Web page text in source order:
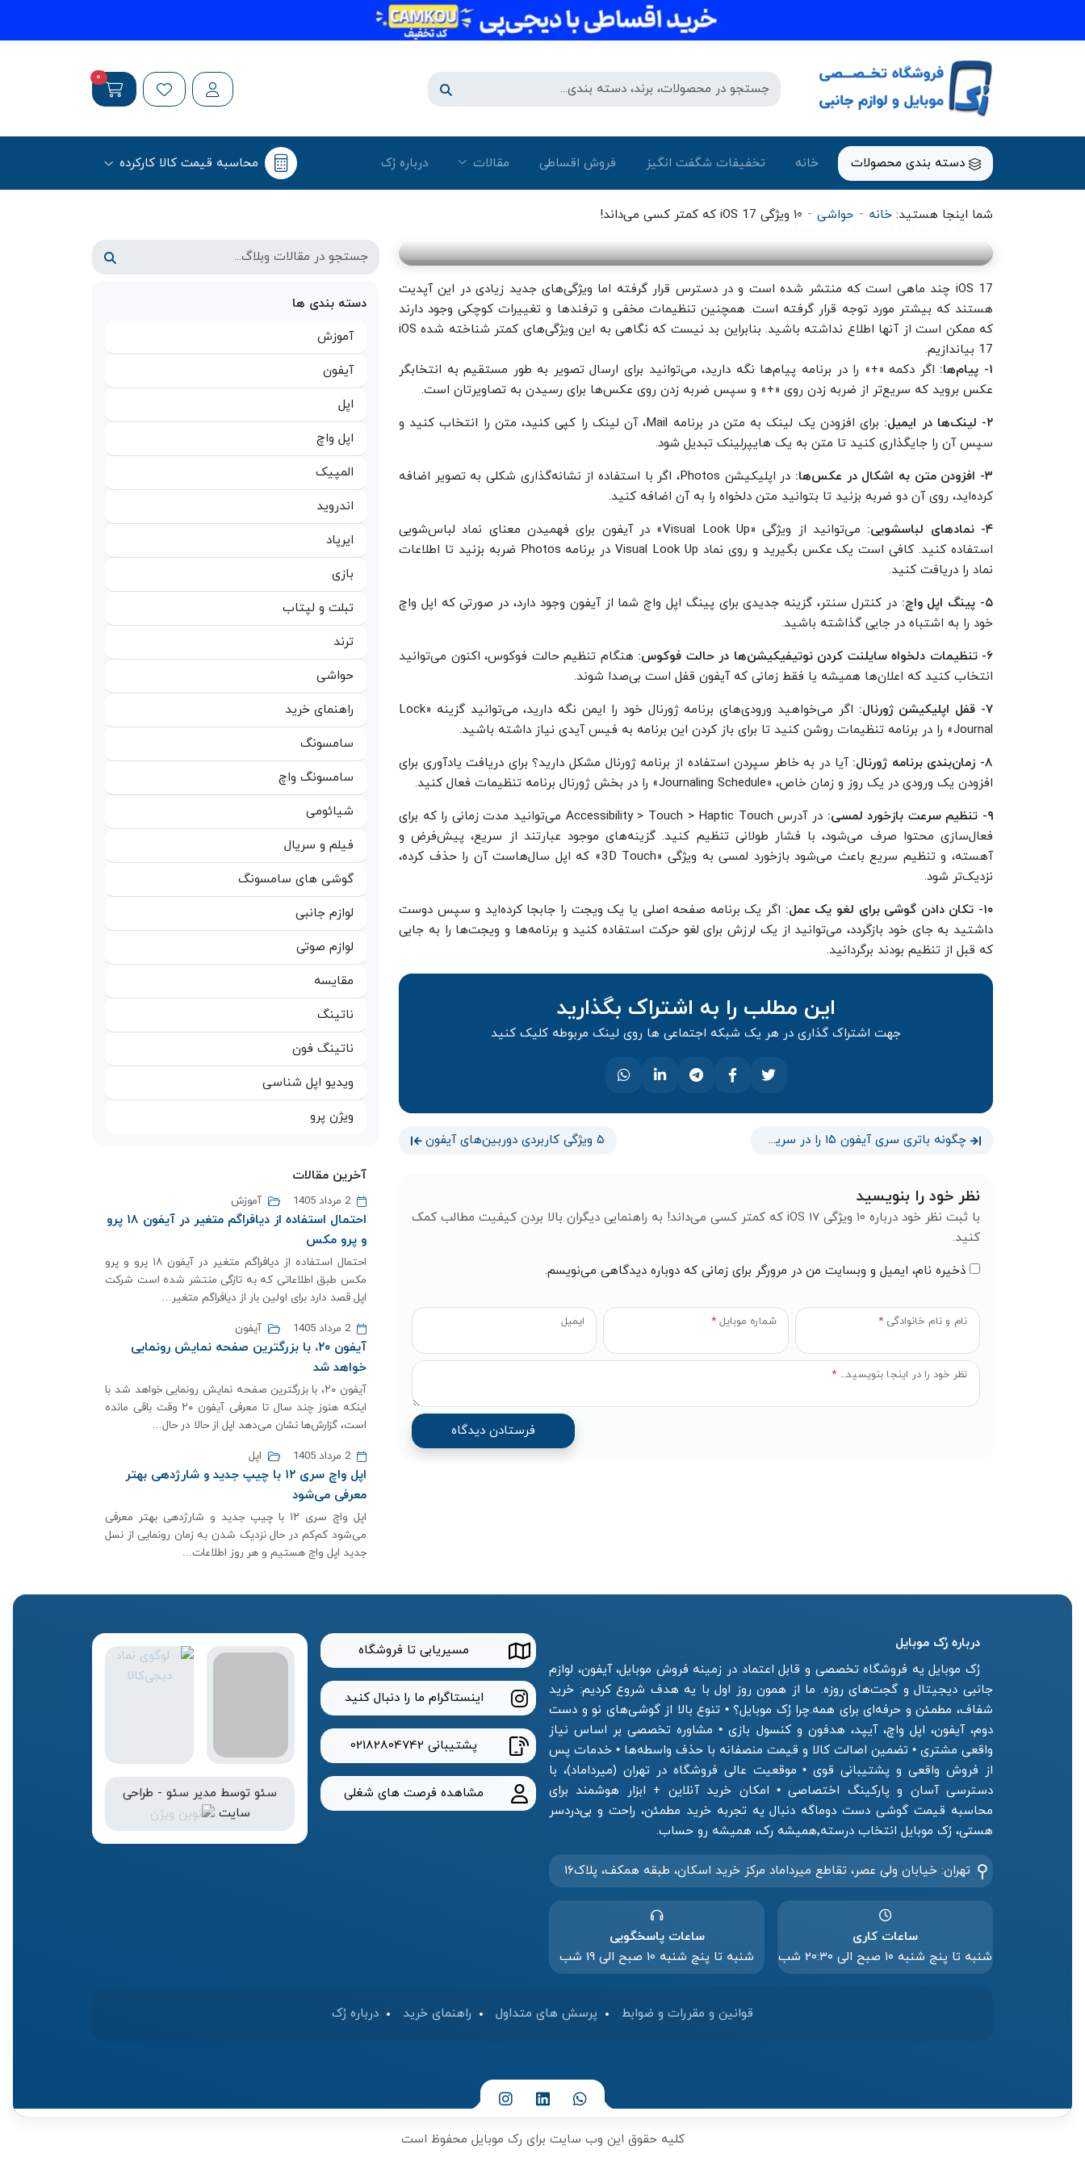
0
دسته بندی محصولات خانه تخفیفات شگفت انگیز فروش اقساطی مقالات درباره رُک‌ محاسبه قیمت کالا کارکرده
شما اینجا هستید: خانه - حواشی - ۱۰ ویژگی iOS 17 که کمتر کسی می‌داند!
حواشی
۱۰ ویژگی iOS 17 که کمتر کسی می‌داند!
iOS 17 چند ماهی است که منتشر شده است و در دسترس قرار گرفته اما ویژگی‌های جدید زیادی در این آپدیت
هستند که بیشتر مورد توجه قرار گرفته است. همچنین تنظیمات مخفی و ترفندها و تغییرات کوچکی وجود دارند
که ممکن است از آنها اطلاع نداشته باشید. بنابراین بد نیست که نگاهی به این ویژگی‌های کمتر شناخته شده iOS
17 بیاندازیم.
۱- پیام‌ها:
اگر دکمه «+» را در برنامه پیام‌ها نگه دارید، می‌توانید برای ارسال تصویر به طور مستقیم به انتخابگر
عکس بروید که سریع‌تر از ضربه زدن روی «+» و سپس ضربه زدن روی عکس‌ها برای رسیدن به تصاویرتان است.
۲- لینک‌ها در ایمیل:
برای افزودن یک لینک به متن در برنامه Mail، آن لینک را کپی کنید، متن را انتخاب کنید و
سپس آن را جایگذاری کنید تا متن به یک هایپرلینک تبدیل شود.
۳- افزودن متن به اشکال در عکس‌ها:
در اپلیکیشن Photos، اگر با استفاده از نشانه‌گذاری شکلی به تصویر اضافه
کرده‌اید، روی آن دو ضربه بزنید تا بتوانید متن دلخواه را به آن اضافه کنید.
۴- نمادهای لباسشویی:
می‌توانید از ویژگی «Visual Look Up» در آیفون برای فهمیدن معنای نماد لباس‌شویی
استفاده کنید. کافی است یک عکس بگیرید و روی نماد Visual Look Up در برنامه Photos ضربه بزنید تا اطلاعات
نماد را دریافت کنید.
۵- پینگ اپل واچ:
در کنترل سنتر، گزینه جدیدی برای پینگ اپل واچ شما از آیفون وجود دارد، در صورتی که اپل واچ
خود را به اشتباه در جایی گذاشته باشید.
۶- تنظیمات دلخواه سایلنت کردن نوتیفیکیشن‌ها در حالت فوکوس:
هنگام تنظیم حالت فوکوس، اکنون می‌توانید
انتخاب کنید که اعلان‌ها همیشه یا فقط زمانی که آیفون قفل است بی‌صدا شوند.
۷- قفل اپلیکیشن ژورنال:
اگر می‌خواهید ورودی‌های برنامه ژورنال خود را ایمن نگه دارید، می‌توانید گزینه «Lock
Journal» را در برنامه تنظیمات روشن کنید تا برای باز کردن این برنامه به فیس آیدی نیاز داشته باشید.
۸- زمان‌بندی برنامه ژورنال:
آیا در به خاطر سپردن استفاده از برنامه ژورنال مشکل دارید؟ برای دریافت یادآوری برای
افزودن یک ورودی در یک روز و زمان خاص، «Journaling Schedule» را در بخش ژورنال برنامه تنظیمات فعال کنید.
۹- تنظیم سرعت بازخورد لمسی:
در آدرس Accessibility > Touch > Haptic Touch می‌توانید مدت زمانی را که برای
فعال‌سازی محتوا صرف می‌شود، با فشار طولانی تنظیم کنید. گزینه‌های موجود عبارتند از سریع، پیش‌فرض و
آهسته، و تنظیم سریع باعث می‌شود بازخورد لمسی به ویژگی «3D Touch» که اپل سال‌هاست آن را حذف کرده،
نزدیک‌تر شود.
۱۰- تکان دادن گوشی برای لغو یک عمل:
اگر یک برنامه صفحه اصلی یا یک ویجت را جابجا کرده‌اید و سپس دوست
داشتید به جای خود بازگردد، می‌توانید از یک لرزش برای لغو حرکت استفاده کنید و برنامه‌ها و ویجت‌ها را به جایی
که قبل از تنظیم بودند برگردانید.
این مطلب را به اشتراک بگذارید
جهت اشتراک گذاری در هر یک شبکه اجتماعی ها روی لینک مربوطه کلیک کنید
چگونه باتری سری آیفون ۱۵ را در سریع‌ترین حالت خود شارژ کنیم؟ ۵ ویژگی کاربردی دوربین‌های آیفون
نظر خود را بنویسید
با ثبت نظر خود درباره ۱۰ ویژگی iOS 17 که کمتر کسی می‌داند! به راهنمایی دیگران بالا بردن کیفیت مطالب کمک
کنید.
نظر خود را در اینجا بنویسید... *
نام و نام خانوادگی * شماره موبایل* ایمیل
ذخیره نام، ایمیل و وبسایت من در مرورگر برای زمانی که دوباره دیدگاهی می‌نویسم.
دسته بندی ها
آموزش
آیفون
اپل
اپل واچ
المپیک
اندروید
ایرپاد
بازی
تبلت و لپتاب
ترند
حواشی
راهنمای خرید
سامسونگ
سامسونگ واچ
شیائومی
فیلم و سریال
گوشی های سامسونگ
لوازم جانبی
لوازم صوتی
مقایسه
ناتینگ
ناتینگ فون
ویدیو اپل شناسی
ویژن پرو
آخرین مقالات
2 مرداد 1405 آموزش
احتمال استفاده از دیافراگم متغیر در آیفون ۱۸ پرو
و پرو مکس
احتمال استفاده از دیافراگم متغیر در آیفون ۱۸ پرو و پرو
مکس طبق اطلاعاتی که به تازگی منتشر شده است شرکت
اپل قصد دارد برای اولین بار از دیافراگم متغیر...
2 مرداد 1405
آیفون
آیفون ۲۰، با بزرگترین صفحه نمایش رونمایی
خواهد شد
آیفون ۲۰، با بزرگترین صفحه نمایش رونمایی خواهد شد با
اینکه هنوز چند سال تا معرفی آیفون ۲۰ وقت باقی مانده
است، گزارش‌ها نشان می‌دهد اپل از حالا در حال...
2 مرداد 1405
اپل
اپل واچ سری ۱۲ با چیپ جدید و شارژدهی بهتر
معرفی می‌شود
اپل واچ سری ۱۲ با چیپ جدید و شارژدهی بهتر معرفی
می‌شود کم‌کم در حال نزدیک شدن به زمان رونمایی از نسل
جدید اپل واچ هستیم و هر روز اطلاعات...
درباره رُک‌ موبایل
رُک موبایل یه فروشگاه تخصصی و قابل اعتماد در زمینه فروش موبایل، آیفون، لوازم
جانبی دیجیتال و گجت‌های روزه. ما از همون روز اول با یه هدف شروع کردیم: خرید
شفاف، مطمئن و حرفه‌ای برای همه.چرا رُک موبایل؟ • تنوع بالا از گوشی‌های نو و دست
دوم، آیفون، اپل واچ، آیپد، هدفون و کنسول بازی • مشاوره تخصصی بر اساس نیاز
واقعی مشتری • تضمین اصالت کالا و قیمت منصفانه با حذف واسطه‌ها • خدمات پس
از فروش واقعی و پشتیبانی قوی • موقعیت عالی فروشگاه در تهران (میرداماد)، با
دسترسی آسان و پارکینگ اختصاصی • امکان خرید آنلاین + ابزار هوشمند برای
محاسبه قیمت گوشی دست دوماگه دنبال یه تجربه خرید مطمئن، راحت و بی‌دردسر
هستی، رُک موبایل انتخاب درسته٬همیشه رک، همیشه رو حساب.
تهران: خیابان ولی عصر، تقاطع میرداماد مرکز خرید‌ اسکان، طبقه همکف، پلاک۱۶
ساعات کاری
شنبه تا پنج شنبه ۱۰ صبح الی 20:۳۰ شب
ساعات پاسخگویی
شنبه تا پنج شنبه 10 صبح الی 19 شب
مسیریابی تا فروشگاه
اینستاگرام ما را دنبال کنید
پشتیبانی 02182804742
مشاهده فرصت های شغلی سئو توسط مدیر سئو - طراحی
سایت
قوانین و مقررات و ضوابط پرسش های متداول راهنمای خرید درباره رُک‌
کلیه حقوق این وب سایت برای رک موبایل محفوظ است